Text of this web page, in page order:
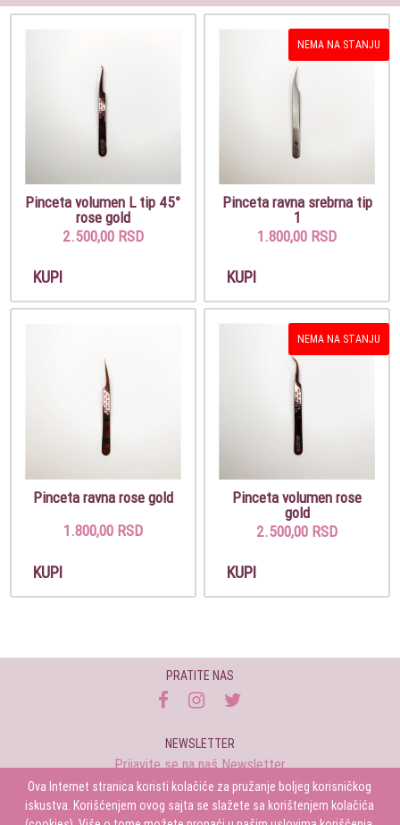
Ova Internet stranica koristi kolačiće za pružanje boljeg korisničkog
iskustva. Korišćenjem ovog sajta se slažete sa korištenjem kolačića
Pinceta volumen L tip 45°
rose gold
2.500,00 RSD
KUPI
NEMA NA STANJU
Pinceta ravna srebrna tip
1
1.800,00 RSD
KUPI
Pinceta ravna rose gold
1.800,00 RSD
KUPI
NEMA NA STANJU
Pinceta volumen rose
gold
2.500,00 RSD
KUPI
PRATITE NAS
NEWSLETTER
Prijavite se na naš Newsletter
Prijavi se